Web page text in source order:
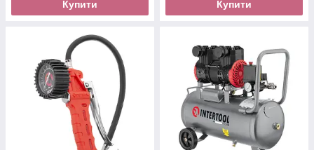
Купити Купити